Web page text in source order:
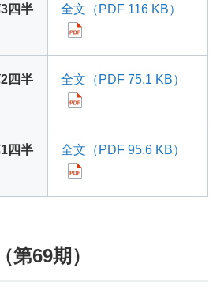
四半
全文（PDF 116 KB）
四半
全文（PDF 75.1 KB）
四半
全文（PDF 95.6 KB）
第69期）